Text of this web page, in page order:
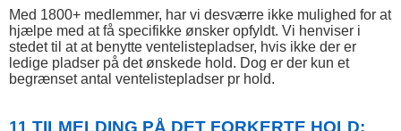
Med 1800+ medlemmer, har vi desværre ikke mulighed for at
hjælpe med at få specifikke ønsker opfyldt. Vi henviser i
stedet til at at benytte ventelistepladser, hvis ikke der er
ledige pladser på det ønskede hold. Dog er der kun et
begrænset antal ventelistepladser pr hold.
11 TILMELDING PÅ DET FORKERTE HOLD: